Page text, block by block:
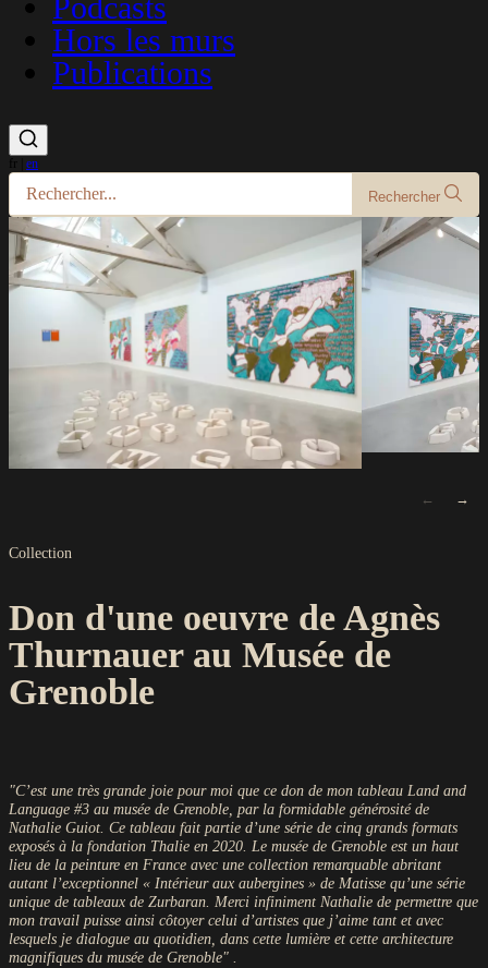
Hors les murs
Publications
fr en
Rechercher
← →
Collection
Don d'une oeuvre de Agnès
Thurnauer au Musée de
Grenoble
"C’est une très grande joie pour moi que ce don de mon tableau Land and
Language #3 au musée de Grenoble, par la formidable générosité de
Nathalie Guiot. Ce tableau fait partie d’une série de cinq grands formats
exposés à la fondation Thalie en 2020. Le musée de Grenoble est un haut
lieu de la peinture en France avec une collection remarquable abritant
autant l’exceptionnel « Intérieur aux aubergines » de Matisse qu’une série
unique de tableaux de Zurbaran. Merci infiniment Nathalie de permettre que
mon travail puisse ainsi côtoyer celui d’artistes que j’aime tant et avec
lesquels je dialogue au quotidien, dans cette lumière et cette architecture
magnifiques du musée de Grenoble" .